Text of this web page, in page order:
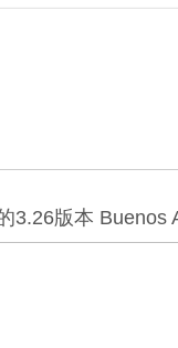
3.26版本 Buenos